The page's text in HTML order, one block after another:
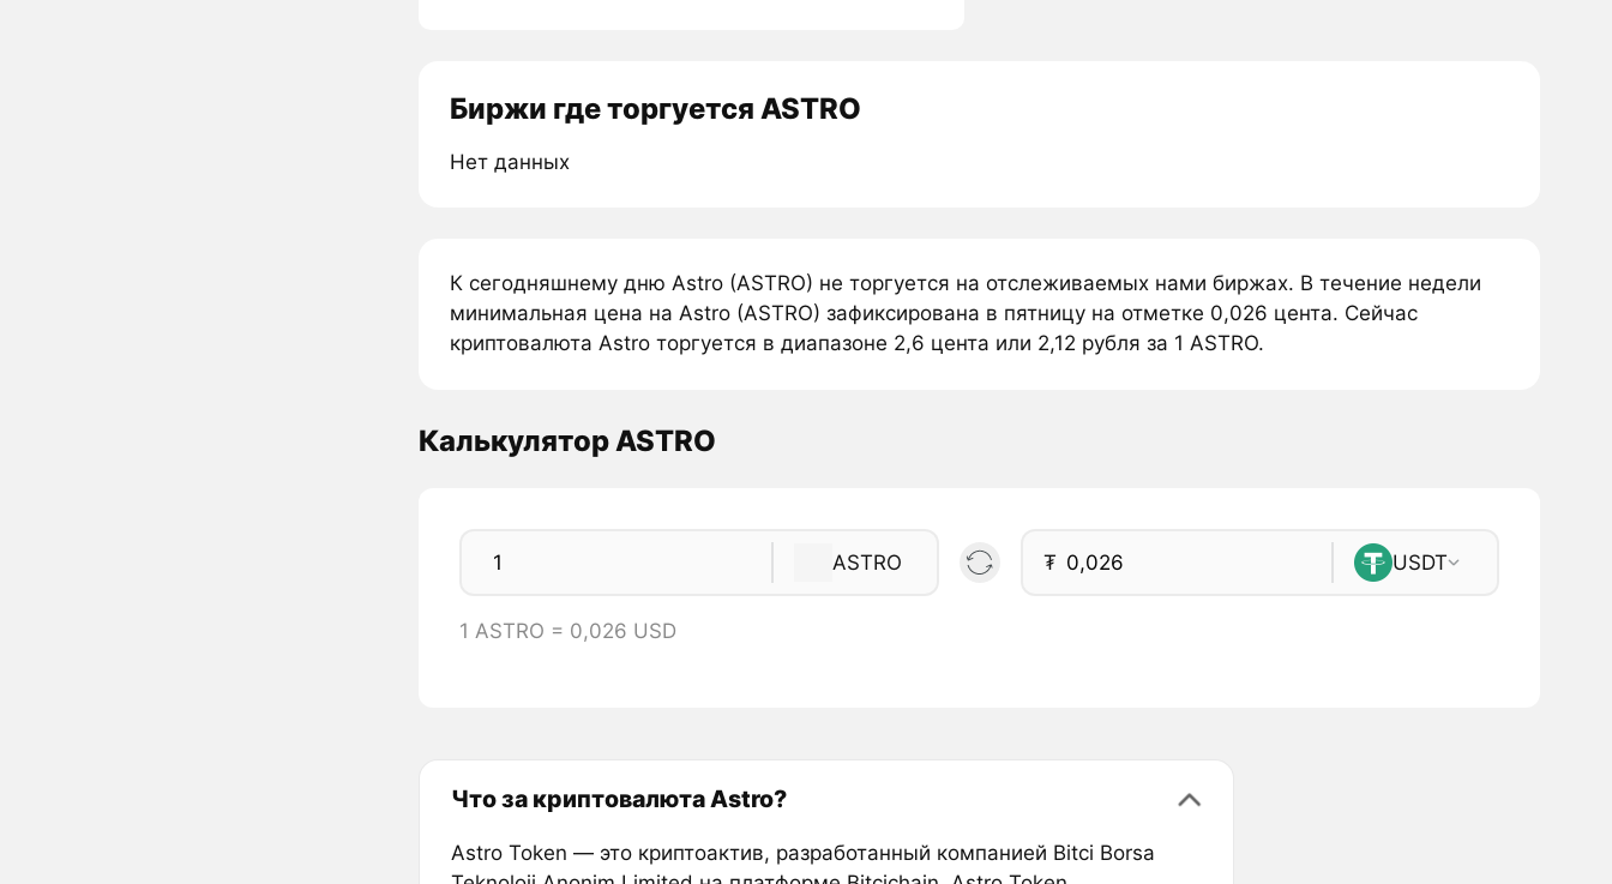
Биржи где торгуется ASTRO
Нет данных
К сегодняшнему дню Astro (ASTRO) не торгуется на отслеживаемых нами биржах. В течение недели
минимальная цена на Astro (ASTRO) зафиксирована в пятницу на отметке 0,026 цента. Сейчас
криптовалюта Astro торгуется в диапазоне 2,6 цента или 2,12 рубля за 1 ASTRO.
Калькулятор ASTRO
ASTRO ₮ USDT
1 ASTRO = 0,026 USD
Что за криптовалюта Astro?
Astro Token — это криптоактив, разработанный компанией Bitci Borsa